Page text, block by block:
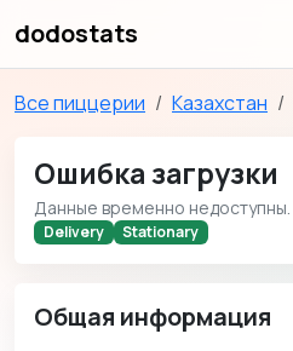
dodostats
Все пиццерии Казахстан
Ошибка загрузки
Данные временно недоступны.
Delivery Stationary
Общая информация